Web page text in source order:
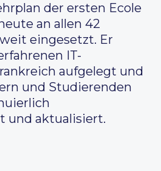
der ersten Ecole
an allen 42
eingesetzt. Er
IT-
aufgelegt und
und Studierenden
und aktualisiert.